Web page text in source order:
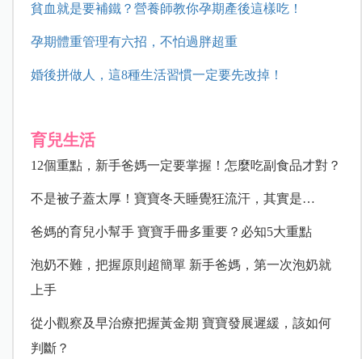
貧血就是要補鐵？營養師教你孕期產後這樣吃！
孕期體重管理有六招，不怕過胖超重
婚後拼做人，這8種生活習慣一定要先改掉！
育兒生活
12個重點，新手爸媽一定要掌握！怎麼吃副食品才對？
不是被子蓋太厚！寶寶冬天睡覺狂流汗，其實是…
爸媽的育兒小幫手 寶寶手冊多重要？必知5大重點
泡奶不難，把握原則超簡單 新手爸媽，第一次泡奶就
上手
從小觀察及早治療把握黃金期 寶寶發展遲緩，該如何
判斷？